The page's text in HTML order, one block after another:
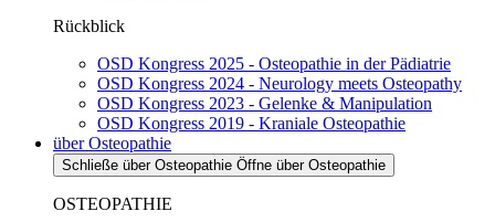
Rückblick
OSD Kongress 2025 - Osteopathie in der Pädiatrie
OSD Kongress 2024 - Neurology meets Osteopathy
OSD Kongress 2023 - Gelenke & Manipulation
OSD Kongress 2019 - Kraniale Osteopathie
über Osteopathie
Schließe über Osteopathie Öffne über Osteopathie
OSTEOPATHIE